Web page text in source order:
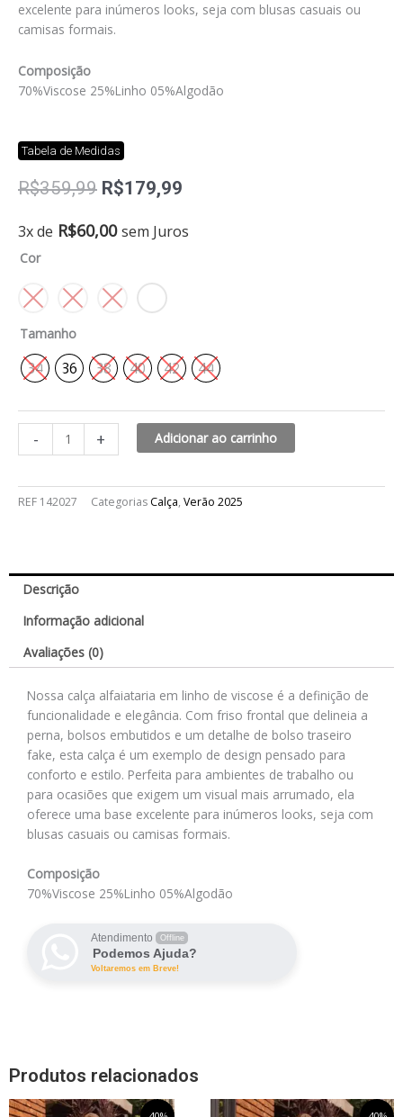
excelente para inúmeros looks, seja com blusas casuais ou
camisas formais.
Composição
70%Viscose 25%Linho 05%Algodão
Tabela de Medidas
R$359,99 O
original
R$179,99
atual
3x de R$60,00 sem Juros
Cor
Tamanho
34 36 38 40 42 44
-
Calça
linox
quantidade
+ Adicionar ao carrinho
REF 142027 Categorias Calça, Verão 2025
Descrição
Informação adicional
Avaliações (0)
Nossa calça alfaiataria em linho de viscose é a definição de
funcionalidade e elegância. Com friso frontal que delineia a
perna, bolsos embutidos e um detalhe de bolso traseiro
fake, esta calça é um exemplo de design pensado para
conforto e estilo. Perfeita para ambientes de trabalho ou
para ocasiões que exigem um visual mais arrumado, ela
oferece uma base excelente para inúmeros looks, seja com
blusas casuais ou camisas formais.
Composição
70%Viscose 25%Linho 05%Algodão
Atendimento Offline
Podemos Ajuda?
Voltaremos em Breve!
Produtos relacionados
O
O
Este
O
O
Este